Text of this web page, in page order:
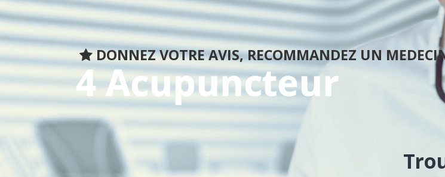
4 Acupuncteur
DONNEZ VOTRE AVIS, RECOMMANDEZ UN